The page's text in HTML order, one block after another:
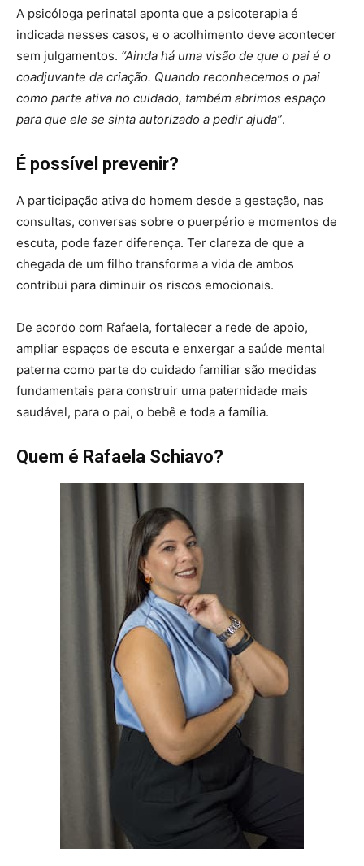
A psicóloga perinatal aponta que a psicoterapia é
indicada nesses casos, e o acolhimento deve acontecer
sem julgamentos. “Ainda há uma visão de que o pai é o
coadjuvante da criação. Quando reconhecemos o pai
como parte ativa no cuidado, também abrimos espaço
para que ele se sinta autorizado a pedir ajuda”.
É possível prevenir?
A participação ativa do homem desde a gestação, nas
consultas, conversas sobre o puerpério e momentos de
escuta, pode fazer diferença. Ter clareza de que a
chegada de um filho transforma a vida de ambos
contribui para diminuir os riscos emocionais.
De acordo com Rafaela, fortalecer a rede de apoio,
ampliar espaços de escuta e enxergar a saúde mental
paterna como parte do cuidado familiar são medidas
fundamentais para construir uma paternidade mais
saudável, para o pai, o bebê e toda a família.
Quem é Rafaela Schiavo?